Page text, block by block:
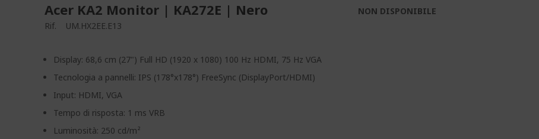
Acer KA2 Monitor | KA272E | Nero
Rif. UM.HX2EE.E13
Display: 68,6 cm (27") Full HD (1920 x 1080) 100 Hz HDMI, 75 Hz VGA
Tecnologia a pannelli: IPS (178°x178°) FreeSync (DisplayPort/HDMI)
Input: HDMI, VGA
Tempo di risposta: 1 ms VRB
Luminosità: 250 cd/m²
NON DISPONIBILE